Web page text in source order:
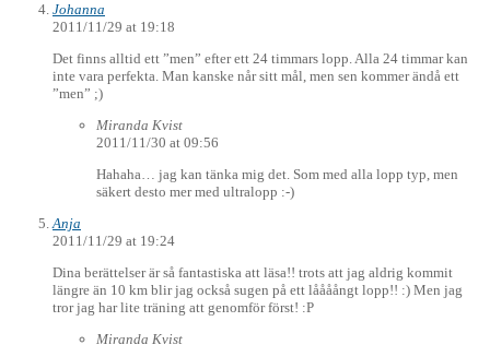
Johanna
2011/11/29 at 19:18
Det finns alltid ett ”men” efter ett 24 timmars lopp. Alla 24 timmar kan
inte vara perfekta. Man kanske når sitt mål, men sen kommer ändå ett
”men” ;)
Miranda Kvist
2011/11/30 at 09:56
Hahaha… jag kan tänka mig det. Som med alla lopp typ, men
säkert desto mer med ultralopp :-)
Anja
2011/11/29 at 19:24
Dina berättelser är så fantastiska att läsa!! trots att jag aldrig kommit
längre än 10 km blir jag också sugen på ett låååångt lopp!! :) Men jag
tror jag har lite träning att genomför först! :P
Miranda Kvist